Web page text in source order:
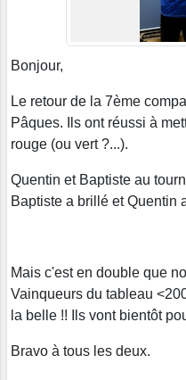
Bonjour,
Le retour de la 7ème
Pâques. Ils ont réussi à
rouge (ou vert ?...).
Quentin et Baptiste au
Baptiste a brillé et Quentin
Mais c'est en double que
Vainqueurs du tableau
la belle !! Ils vont bientôt
Bravo à tous les deux.